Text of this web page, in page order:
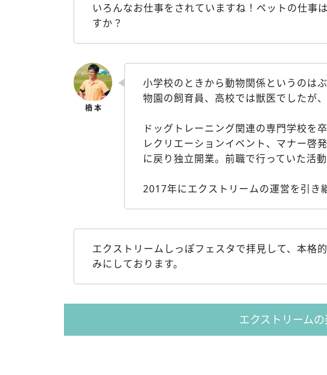
いろんなお仕事をされていますね！ペットの仕事
すか？
小学校のときから動物関係というのは
物園の飼育員、高校では獣医でしたが
ドッグトレーニング関連の専門学校を
レクリエーションイベント、マナー啓
に戻り独立開業。前職で行っていた活
2017年にエクストリームの運営を引き
エクストリームしっぽフェスタで拝見して、本格
みにしております。
エクストリーム